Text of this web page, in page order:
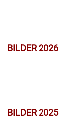
BILDER 2026
BILDER 2025